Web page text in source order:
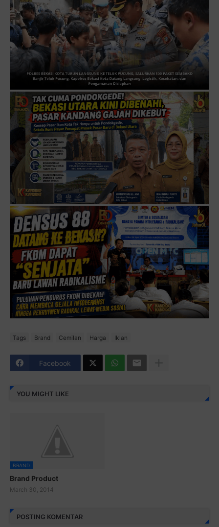
Tags Brand Cemilan Harga Iklan
Facebook
YOU MIGHT LIKE
BRAND
Brand Product
March 30, 2014
POSTING KOMENTAR